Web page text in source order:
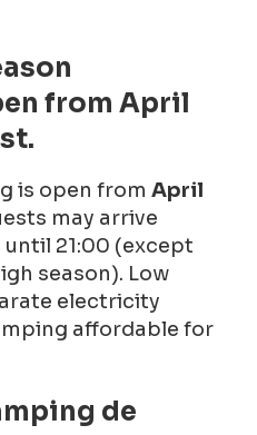
from April
is open fromApril
may arrive
21:00 (except
season). Low
electricity
affordable for
de